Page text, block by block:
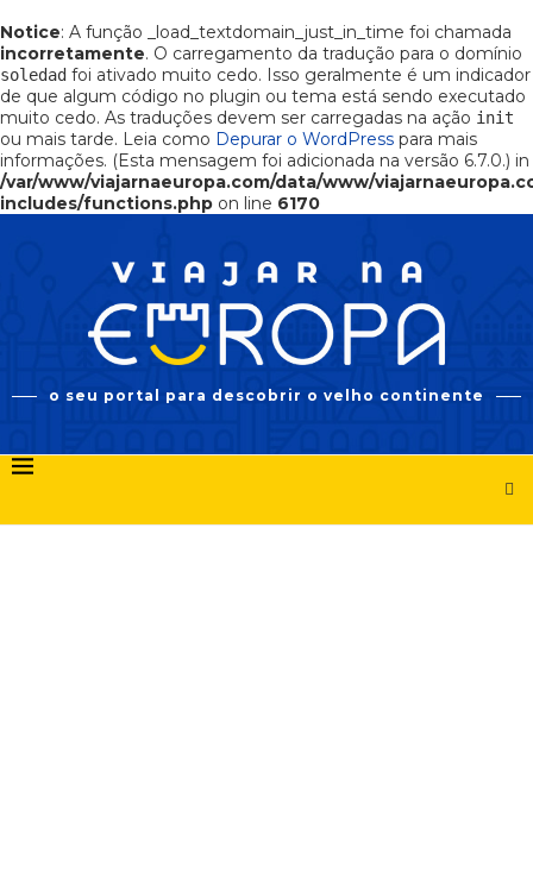
Notice: A função _load_textdomain_just_in_time foi chamada
incorretamente. O carregamento da tradução para o domínio
soledad foi ativado muito cedo. Isso geralmente é um indicador
de que algum código no plugin ou tema está sendo executado
muito cedo. As traduções devem ser carregadas na ação init
ou mais tarde. Leia como Depurar o WordPress para mais
informações. (Esta mensagem foi adicionada na versão 6.7.0.) in
/var/www/viajarnaeuropa.com/data/www/
includes/functions.php on line 6170
o seu portal para descobrir o velho continente